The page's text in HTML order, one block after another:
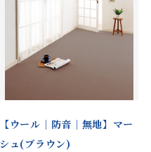
【ウール｜防音｜無地】マー
シュ(ブラウン)